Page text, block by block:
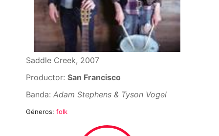
Saddle Creek, 2007
Productor: San Francisco
Banda: Adam Stephens & Tyson Vogel
Géneros: folk